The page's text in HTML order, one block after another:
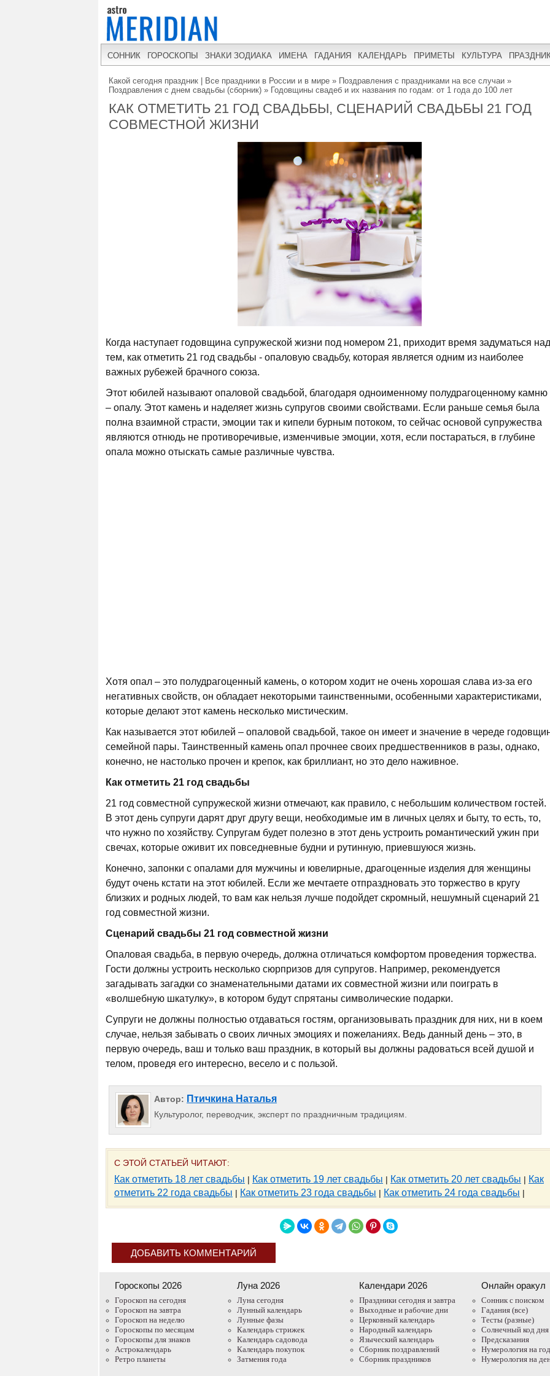
СОННИК ГОРОСКОПЫ ЗНАКИ ЗОДИАКА ИМЕНА ГАДАНИЯ КАЛЕНДАРЬ ПРИМЕТЫ КУЛЬТУРА
Какой сегодня праздник | Все праздники в России и в мире » Поздравления с праздниками на все случаи »
Поздравления с днем свадьбы (сборник) » Годовщины свадеб и их названия по годам: от 1 года до 100 лет
КАК ОТМЕТИТЬ 21 ГОД СВАДЬБЫ, СЦЕНАРИЙ СВАДЬБЫ 21 ГОД
СОВМЕСТНОЙ ЖИЗНИ
Когда наступает годовщина супружеской жизни под номером 21, приходит время задуматься над
тем, как отметить 21 год свадьбы - опаловую свадьбу, которая является одним из наиболее
важных рубежей брачного союза.
Этот юбилей называют опаловой свадьбой, благодаря одноименному полудрагоценному камню
– опалу. Этот камень и наделяет жизнь супругов своими свойствами. Если раньше семья была
полна взаимной страсти, эмоции так и кипели бурным потоком, то сейчас основой супружества
являются отнюдь не противоречивые, изменчивые эмоции, хотя, если постараться, в глубине
опала можно отыскать самые различные чувства.
Хотя опал – это полудрагоценный камень, о котором ходит не очень хорошая слава из-за его
негативных свойств, он обладает некоторыми таинственными, особенными характеристиками,
которые делают этот камень несколько мистическим.
Как называется этот юбилей – опаловой свадьбой, такое он имеет и значение в череде
семейной пары. Таинственный камень опал прочнее своих предшественников в разы, однако,
конечно, не настолько прочен и крепок, как бриллиант, но это дело наживное.
Как отметить 21 год свадьбы
21 год совместной супружеской жизни отмечают, как правило, с небольшим количеством гостей.
В этот день супруги дарят друг другу вещи, необходимые им в личных целях и быту, то есть, то,
что нужно по хозяйству. Супругам будет полезно в этот день устроить романтический ужин при
свечах, которые оживит их повседневные будни и рутинную, приевшуюся жизнь.
Конечно, запонки с опалами для мужчины и ювелирные, драгоценные изделия для женщины
будут очень кстати на этот юбилей. Если же мечтаете отпраздновать это торжество в кругу
близких и родных людей, то вам как нельзя лучше подойдет скромный, нешумный сценарий 21
год совместной жизни.
Сценарий свадьбы 21 год совместной жизни
Опаловая свадьба, в первую очередь, должна отличаться комфортом проведения торжества.
Гости должны устроить несколько сюрпризов для супругов. Например, рекомендуется
загадывать загадки со знаменательными датами их совместной жизни или поиграть в
«волшебную шкатулку», в котором будут спрятаны символические подарки.
Супруги не должны полностью отдаваться гостям, организовывать праздник для них, ни в коем
случае, нельзя забывать о своих личных эмоциях и пожеланиях. Ведь данный день – это, в
первую очередь, ваш и только ваш праздник, в который вы должны радоваться всей душой и
телом, проведя его интересно, весело и с пользой.
Автор: Птичкина Наталья
Культуролог, переводчик, эксперт по праздничным традициям.
С ЭТОЙ СТАТЬЕЙ ЧИТАЮТ:
Как отметить 18 лет свадьбы | Как отметить 19 лет свадьбы | Как отметить 20 лет свадьбы | Как
отметить 22 года свадьбы | Как отметить 23 года свадьбы | Как отметить 24 года свадьбы |
ДОБАВИТЬ КОММЕНТАРИЙ
Гороскопы 2026
Гороскоп на сегодня
Гороскоп на завтра
Гороскоп на неделю
Гороскопы по месяцам
Гороскопы для знаков
Астрокалендарь
Ретро планеты
Луна 2026
Луна сегодня
Лунный календарь
Лунные фазы
Календарь стрижек
Календарь садовода
Календарь покупок
Затмения года
Календари 2026
Праздники сегодня и завтра
Выходные и рабочие дни
Церковный календарь
Народный календарь
Языческий календарь
Сборник поздравлений
Сборник праздников
Онлайн оракул
Cонник с поиском
Гадания (все)
Тесты (разные)
Солнечный код дня
Предсказания
Нумерология на год
Нумерология на